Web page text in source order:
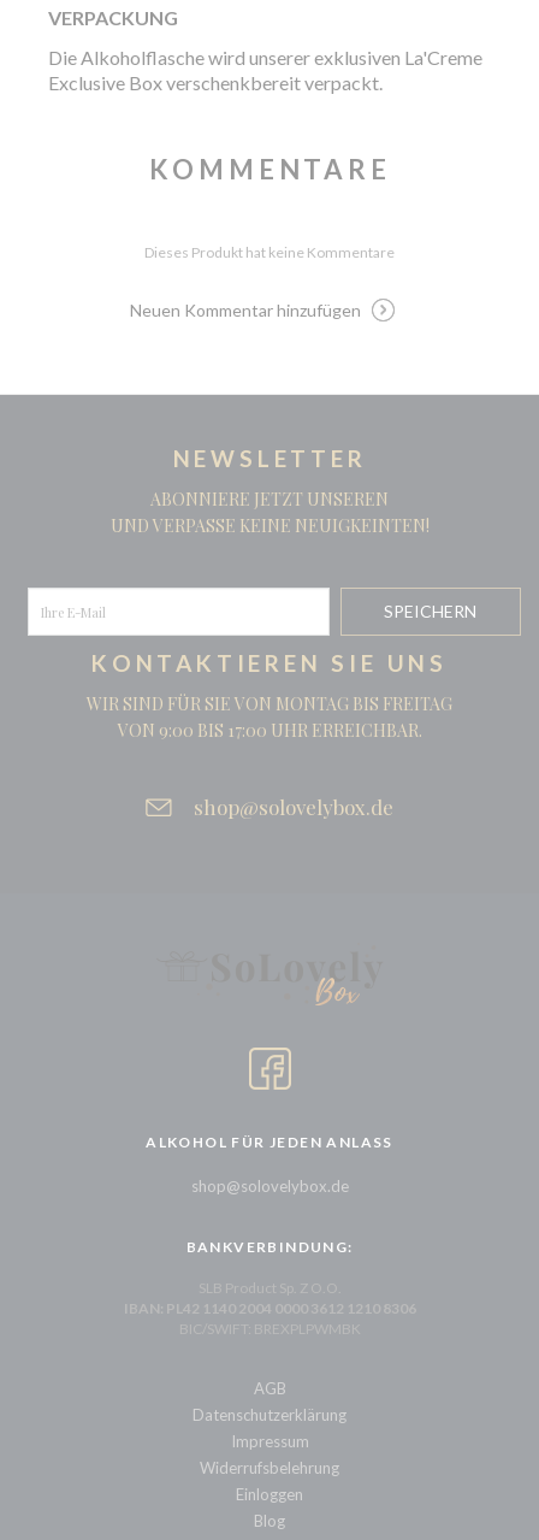
VERPACKUNG
Die Alkoholflasche wird unserer exklusiven La'Creme
Exclusive Box verschenkbereit verpackt.
KOMMENTARE
Dieses Produkt hat keine Kommentare
Neuen Kommentar hinzufügen
NEWSLETTER
ABONNIERE JETZT UNSEREN
UND VERPASSE KEINE NEUIGKEINTEN!
KONTAKTIEREN SIE UNS
WIR SIND FÜR SIE VON MONTAG BIS FREITAG
VON 9:00 BIS 17:00 UHR ERREICHBAR.
shop@solovelybox.de
ALKOHOL FÜR JEDEN ANLASS
shop@solovelybox.de
BANKVERBINDUNG:
SLB Product Sp. Z O.O.
IBAN: PL42 1140 2004 0000 3612 1210 8306
BIC/SWIFT: BREXPLPWMBK
AGB
Datenschutzerklärung
Impressum
Widerrufsbelehrung
Einloggen
Blog